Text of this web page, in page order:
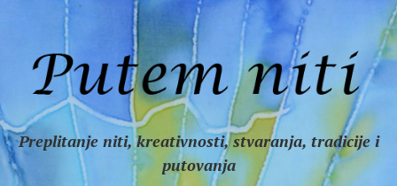
Preplitanje niti, kreativnosti, stvaranja, tradicije i
putovanja